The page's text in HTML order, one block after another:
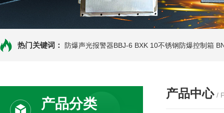
热门关键词： 防爆声光报警器BBJ-6 BXK 10不锈钢防爆控制箱
产品分类
产品中心 /